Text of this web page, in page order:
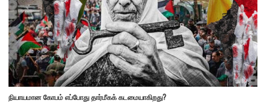
நியாயமான கோபம் எப்போது தார்மீகக் கடமையாகிறது?